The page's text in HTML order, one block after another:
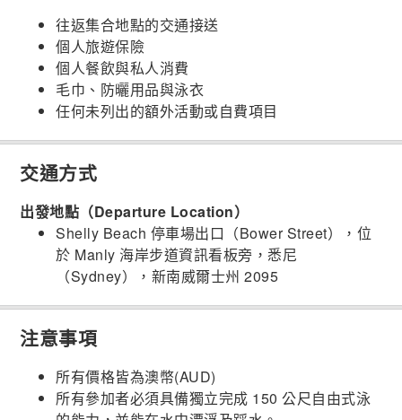
往返集合地點的交通接送
個人旅遊保險
個人餐飲與私人消費
毛巾、防曬用品與泳衣
任何未列出的額外活動或自費項目
交通方式
出發地點（Departure Location）
Shelly Beach 停車場出口（Bower Street），位
於 Manly 海岸步道資訊看板旁，悉尼
（Sydney），新南威爾士州 2095
注意事項
所有價格皆為澳幣(AUD)
所有參加者必須具備獨立完成 150 公尺自由式泳